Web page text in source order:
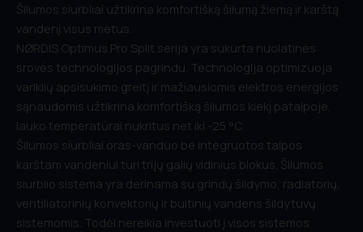
Šilumos siurbliai užtikrina komfortišką šilumą žiemą ir karštą
vandenį visus metus.
NØRDIS Optimus Pro Split serija yra sukurta nuolatinės
srovės technologijos pagrindu. Technologija optimizuoja
variklių apsisukimo greitį ir mažiausiomis elektros energijos
sąnaudomis užtikrina komfortišką šilumos kiekį patalpoje,
lauko temperatūrai nukritus net iki -25 °C.
Šilumos siurbliai oras-vanduo be integruotos talpos
karštam vandeniui turi trijų galių vidinius blokus. Šilumos
siurblio sistema yra derinama su grindų šildymo, radiatorių,
ventiliatorinių konvektorių ir buitinių vandens šildytuvų
sistemomis. Todėl nereikia investuoti į visos sistemos